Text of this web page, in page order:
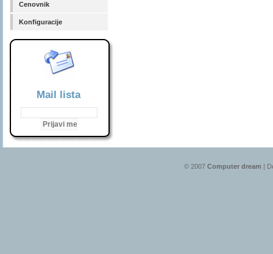
Cenovnik
Konfiguracije
Mail lista
© 2007 Computer dream |